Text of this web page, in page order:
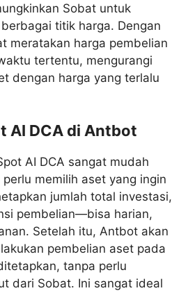
Sobat untuk
titik harga. Dengan
meratakan harga pembelian
tertentu, mengurangi
dengan harga yang terlalu
AI DCA di Antbot
AI DCA sangat mudah
memilih aset yang ingin
jumlah total investasi,
pembelian—bisa harian,
Setelah itu, Antbot akan
pembelian aset pada
tanpa perlu
dari Sobat. Ini sangat ideal